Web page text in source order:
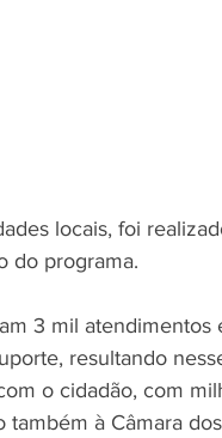
locais, foi
do programa.
3 mil atendimentos
resultando
o cidadão, com
também à Câmara